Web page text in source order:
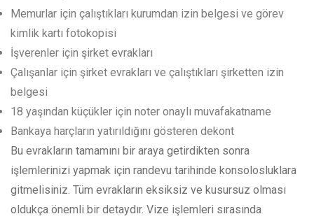
Memurlar için çalıştıkları kurumdan izin belgesi ve görev
kimlik kartı fotokopisi
İşverenler için şirket evrakları
Çalışanlar için şirket evrakları ve çalıştıkları şirketten izin
belgesi
18 yaşından küçükler için noter onaylı muvafakatname
Bankaya harçların yatırıldığını gösteren dekont
Bu evrakların tamamını bir araya getirdikten sonra
işlemlerinizi yapmak için randevu tarihinde konsolosluklara
gitmelisiniz. Tüm evrakların eksiksiz ve kusursuz olması
oldukça önemli bir detaydır. Vize işlemleri sırasında